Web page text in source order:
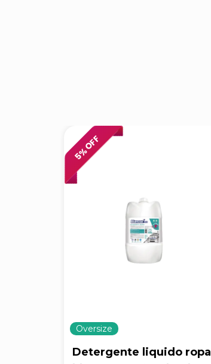
5
% OFF
Oversize
Detergente liquido ropa